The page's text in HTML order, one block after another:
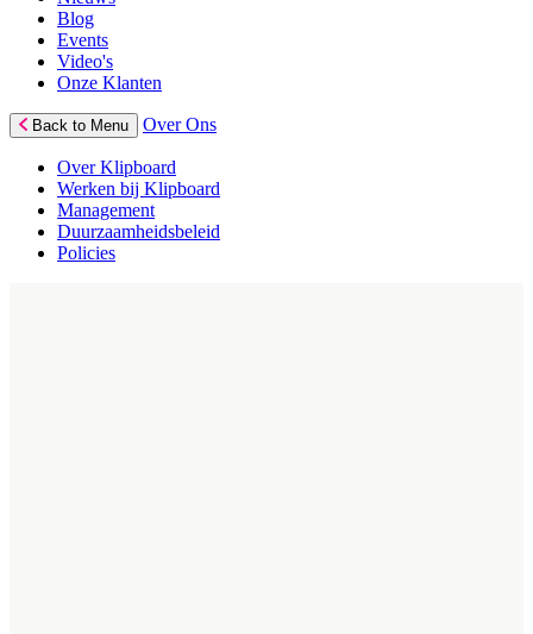
Blog
Events
Video's
Onze Klanten
Back to Menu Over Ons
Over Klipboard
Werken bij Klipboard
Management
Duurzaamheidsbeleid
Policies